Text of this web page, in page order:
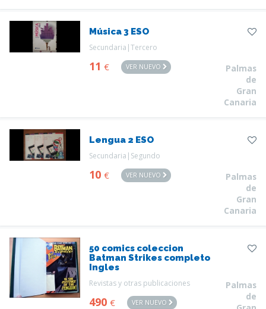
Música 3 ESO
Secundaria|Tercero
11 € VER NUEVO
Palmas
de
Gran
Canaria
Lengua 2 ESO
Secundaria|Segundo
10 € VER NUEVO
Palmas
de
Gran
Canaria
50 comics coleccion
Batman Strikes completo
Ingles
Revistas y otras publicaciones
490 € VER NUEVO
Palmas
de